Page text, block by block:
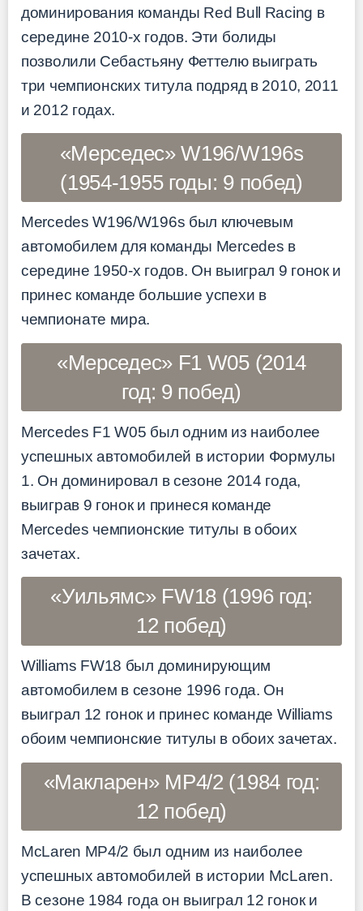
доминирования команды Red Bull Racing в
середине 2010-х годов. Эти болиды
позволили Себастьяну Феттелю выиграть
три чемпионских титула подряд в 2010, 2011
и 2012 годах.
«Мерседес» W196/W196s
(1954-1955 годы: 9 побед)
Mercedes W196/W196s был ключевым
автомобилем для команды Mercedes в
середине 1950-х годов. Он выиграл 9 гонок и
принес команде большие успехи в
чемпионате мира.
«Мерседес» F1 W05 (2014
год: 9 побед)
Mercedes F1 W05 был одним из наиболее
успешных автомобилей в истории Формулы
1. Он доминировал в сезоне 2014 года,
выиграв 9 гонок и принеся команде
Mercedes чемпионские титулы в обоих
зачетах.
«Уильямс» FW18 (1996 год:
12 побед)
Williams FW18 был доминирующим
автомобилем в сезоне 1996 года. Он
выиграл 12 гонок и принес команде Williams
обоим чемпионские титулы в обоих зачетах.
«Макларен» MP4/2 (1984 год:
12 побед)
McLaren MP4/2 был одним из наиболее
успешных автомобилей в истории McLaren.
В сезоне 1984 года он выиграл 12 гонок и